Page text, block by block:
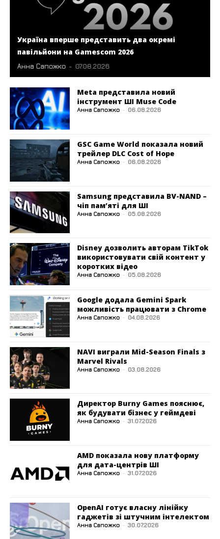
Україна вперше представить два окремі
павільйони на Gamescom 2026
Анна Сапожко - 07.08.2026
Meta представила новий
інструмент ШІ Muse Code
Анна Сапожко - 06.08.2026
GSC Game World показала новий
трейлер DLC Cost of Hope
Анна Сапожко - 06.08.2026
Samsung представила BV-NAND –
чіп пам’яті для ШІ
Анна Сапожко - 05.08.2026
Disney дозволить авторам TikTok
використовувати свій контент у
коротких відео
Анна Сапожко - 05.08.2026
Google додала Gemini Spark
можливість працювати з Chrome
Анна Сапожко - 04.08.2026
NAVI виграли Mid-Season Finals з
Marvel Rivals
Анна Сапожко - 03.08.2026
Директор Burny Games пояснює,
як будувати бізнес у геймдеві
Анна Сапожко - 31.07.2026
AMD показала нову платформу
для дата-центрів ШІ
Анна Сапожко - 31.07.2026
OpenAI готує власну лінійку
гаджетів зі штучним інтелектом
Анна Сапожко - 30.07.2026